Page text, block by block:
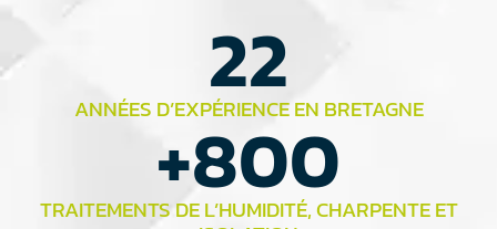
ANNÉES D’EXPÉRIENCE EN BRETAGNE
22
TRAITEMENTS DE L’HUMIDITÉ, CHARPENTE ET
+800